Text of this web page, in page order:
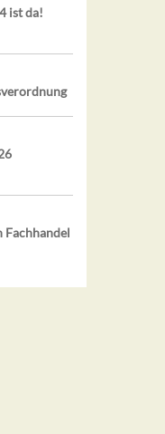
ist da!
Fachhandel